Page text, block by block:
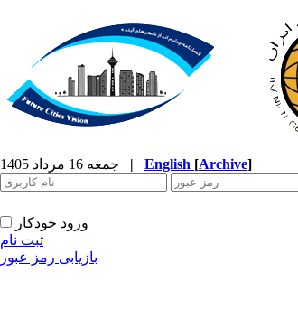
| English [Archive]
ورود خودکار
ثبت نام
بازیابی رمز عبور